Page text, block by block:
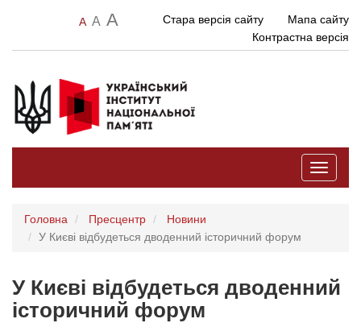
A A A Стара версія сайту
Мапа сайту
Контрастна версія
Toggle
Головна Пресцентр
Новини
У Києві відбудеться дводенний історичний форум
У Києві відбудеться дводенний
історичний форум